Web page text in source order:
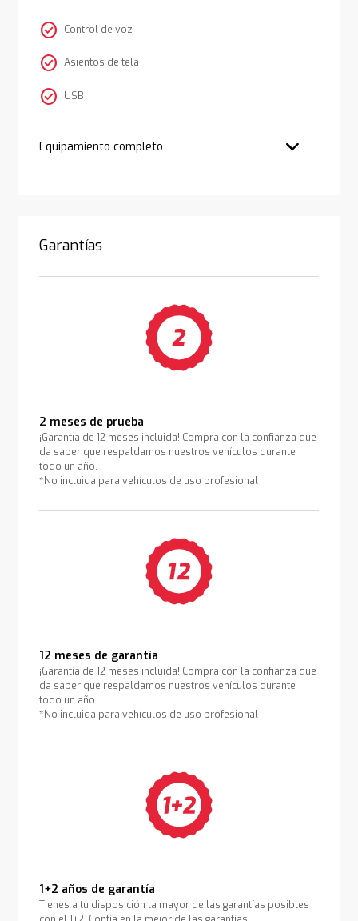
check_circle Control de voz
check_circle Asientos de tela
check_circle USB
Equipamiento completo
Garantías
2 meses de prueba
¡Garantía de 12 meses incluida! Compra con la confianza que
da saber que respaldamos nuestros vehículos durante
todo un año.
*No incluida para vehículos de uso profesional
12 meses de garantía
¡Garantía de 12 meses incluida! Compra con la confianza que
da saber que respaldamos nuestros vehículos durante
todo un año.
*No incluida para vehículos de uso profesional
1+2 años de garantía
Tienes a tu disposición la mayor de las garantías posibles